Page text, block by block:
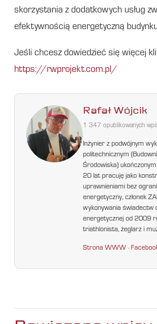
skorzystania z dodatkowych usług
efektywnością energetyczną
Jeśli chcesz dowiedzieć się więcej
https://rwprojekt.com.pl/
Rafał Wójcik
1 347 opublikowanych
Inżynier z podwójnym
politechnicznym
Środowiska)
20 lat pracuję jako
uprawnieniami bez
energetyczny, członek
wykonywania świadectw
energetycznej od 2009
triathlonista, żeglarz i
Strona WWW ·